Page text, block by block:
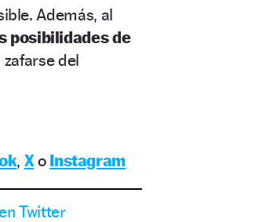
Además, al
posibilidades de
zafarse del
, Xo Instagram
Twitter